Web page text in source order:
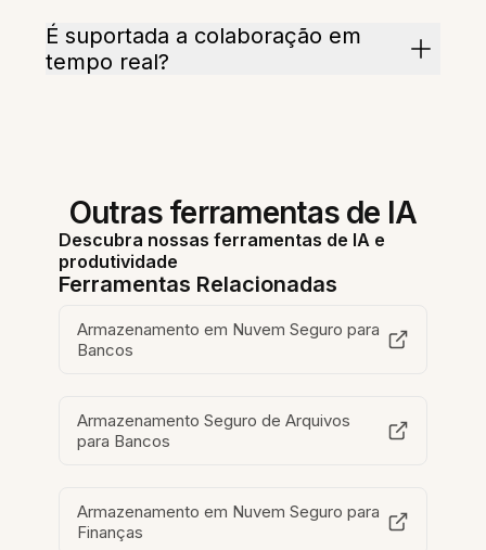
É suportada a colaboração em
tempo real?
Outras ferramentas de IA
Descubra nossas ferramentas de IA e
produtividade
Ferramentas Relacionadas
Armazenamento em Nuvem Seguro para
Bancos
Armazenamento Seguro de Arquivos
para Bancos
Armazenamento em Nuvem Seguro para
Finanças